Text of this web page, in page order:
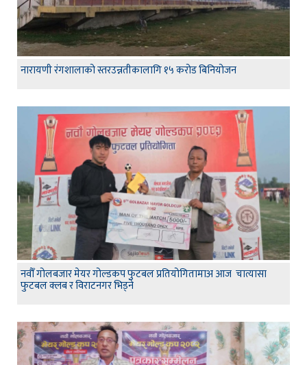
नारायणी रंगशालाको स्तरउन्नतीकालागि १५ करोड बिनियोजन
नवौँ गोलबजार मेयर गोल्डकप फुटबल प्रतियोगितामाअ आज चात्यासा
फुटबल क्लब र विराटनगर भिड्ने